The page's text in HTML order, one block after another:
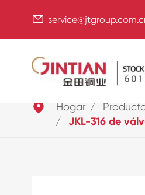

 Hogar
JKL-316 de